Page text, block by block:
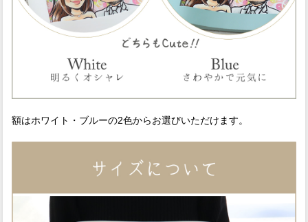
額はホワイト・ブルーの2色からお選びいただけます。